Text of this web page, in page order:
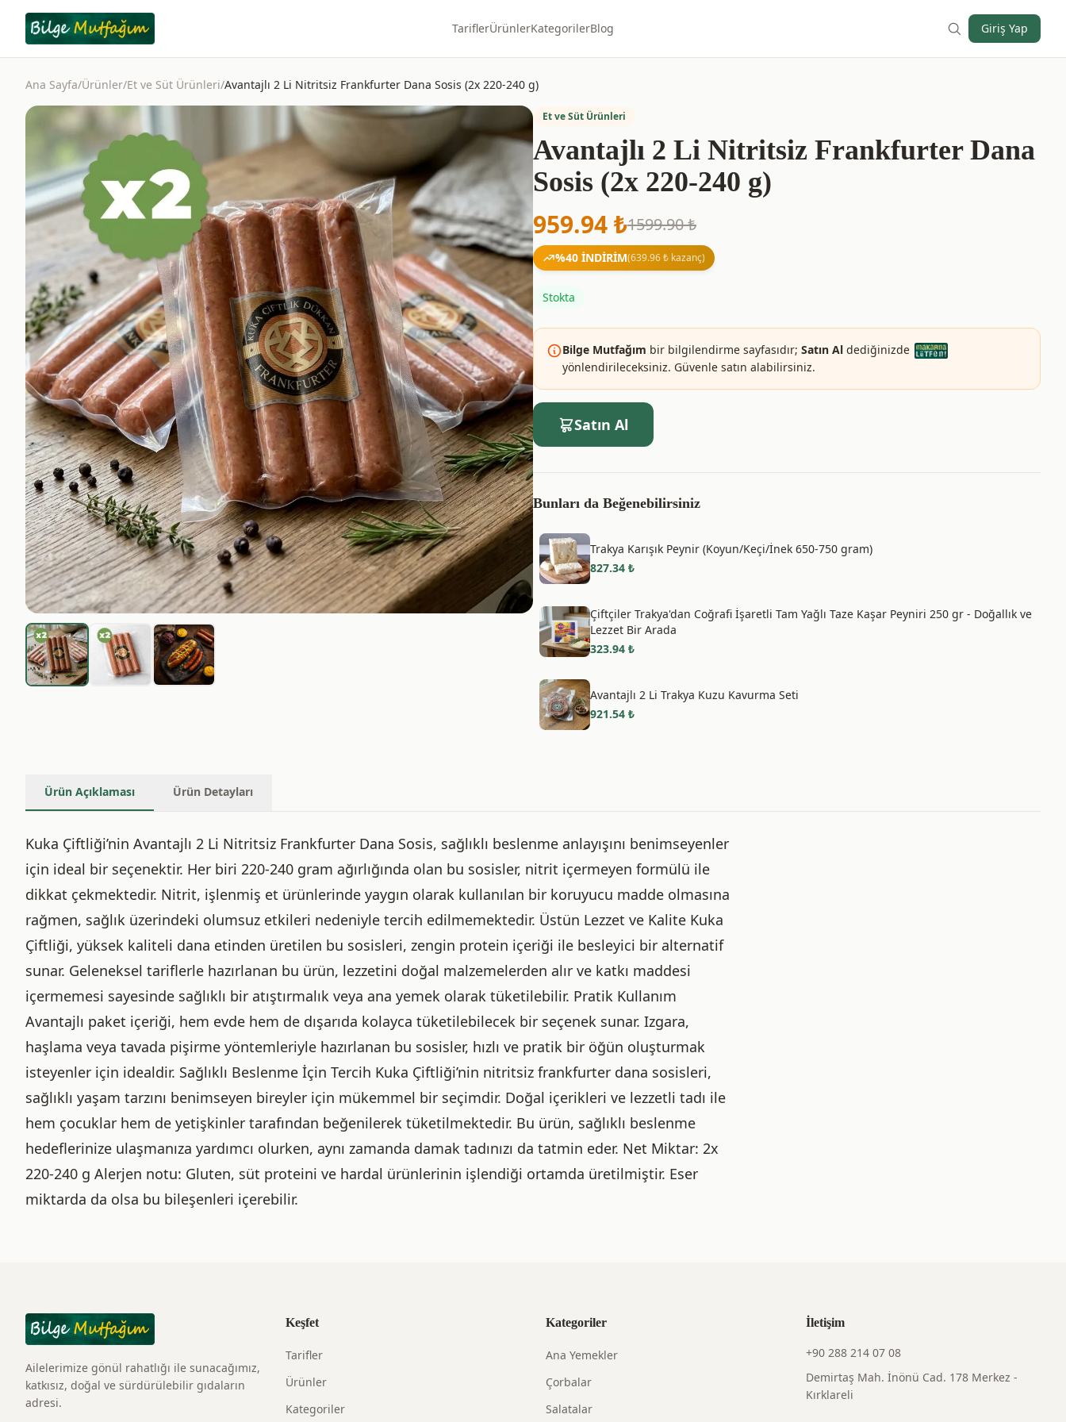
TariflerÜrünlerKategorilerBlog Giriş Yap
Ana Sayfa/Ürünler/Et ve Süt Ürünleri/Avantajlı 2 Li Nitritsiz Frankfurter Dana Sosis (2x 220-240 g)
Et ve Süt Ürünleri
Avantajlı 2 Li Nitritsiz Frankfurter Dana
Sosis (2x 220-240 g)
959.94₺1599.90₺
%40 İNDİRİM(639.96₺ kazanç)
Stokta
Bilge Mutfağım bir bilgilendirme sayfasıdır; Satın Al dediğinizde
yönlendirileceksiniz. Güvenle satın alabilirsiniz.
Satın Al
Bunları da Beğenebilirsiniz
Trakya Karışık Peynir (Koyun/Keçi/İnek 650-750 gram)
827.34 ₺
Çiftçiler Trakya'dan Coğrafi İşaretli Tam Yağlı Taze Kaşar Peyniri 250 gr - Doğallık ve
Lezzet Bir Arada
323.94 ₺
Avantajlı 2 Li Trakya Kuzu Kavurma Seti
921.54 ₺
Ürün Açıklaması Ürün Detayları
Kuka Çiftliği’nin Avantajlı 2 Li Nitritsiz Frankfurter Dana Sosis, sağlıklı beslenme anlayışını benimseyenler
için ideal bir seçenektir. Her biri 220-240 gram ağırlığında olan bu sosisler, nitrit içermeyen formülü ile
dikkat çekmektedir. Nitrit, işlenmiş et ürünlerinde yaygın olarak kullanılan bir koruyucu madde olmasına
rağmen, sağlık üzerindeki olumsuz etkileri nedeniyle tercih edilmemektedir. Üstün Lezzet ve Kalite Kuka
Çiftliği, yüksek kaliteli dana etinden üretilen bu sosisleri, zengin protein içeriği ile besleyici bir alternatif
sunar. Geleneksel tariflerle hazırlanan bu ürün, lezzetini doğal malzemelerden alır ve katkı maddesi
içermemesi sayesinde sağlıklı bir atıştırmalık veya ana yemek olarak tüketilebilir. Pratik Kullanım
Avantajlı paket içeriği, hem evde hem de dışarıda kolayca tüketilebilecek bir seçenek sunar. Izgara,
haşlama veya tavada pişirme yöntemleriyle hazırlanan bu sosisler, hızlı ve pratik bir öğün oluşturmak
isteyenler için idealdir. Sağlıklı Beslenme İçin Tercih Kuka Çiftliği’nin nitritsiz frankfurter dana sosisleri,
sağlıklı yaşam tarzını benimseyen bireyler için mükemmel bir seçimdir. Doğal içerikleri ve lezzetli tadı ile
hem çocuklar hem de yetişkinler tarafından beğenilerek tüketilmektedir. Bu ürün, sağlıklı beslenme
hedeflerinize ulaşmanıza yardımcı olurken, aynı zamanda damak tadınızı da tatmin eder. Net Miktar: 2x
220-240 g Alerjen notu: Gluten, süt proteini ve hardal ürünlerinin işlendiği ortamda üretilmiştir. Eser
miktarda da olsa bu bileşenleri içerebilir.
Ailelerimize gönül rahatlığı ile sunacağımız,
katkısız, doğal ve sürdürülebilir gıdaların
adresi.
Keşfet
Tarifler
Ürünler
Kategoriler
Kategoriler
Ana Yemekler
Çorbalar
Salatalar
İletişim
+90 288 214 07 08
Demirtaş Mah. İnönü Cad. 178 Merkez -
Kırklareli